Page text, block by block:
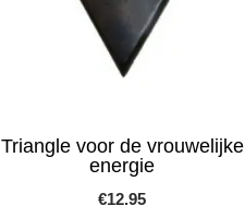
Triangle voor de vrouwelijke
energie
€12.95